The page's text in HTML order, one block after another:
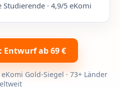
· 4,9/5 eKomi
Entwurf ab 69 €
Gold-Siegel · 73+ Länder